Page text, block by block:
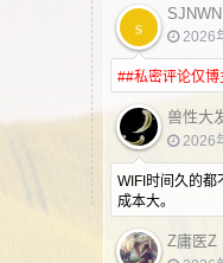
SJNWN
2026
##私密评论仅
兽性大
2026
WIFI时间久的都
成本大。
Ζ庸医Ζ